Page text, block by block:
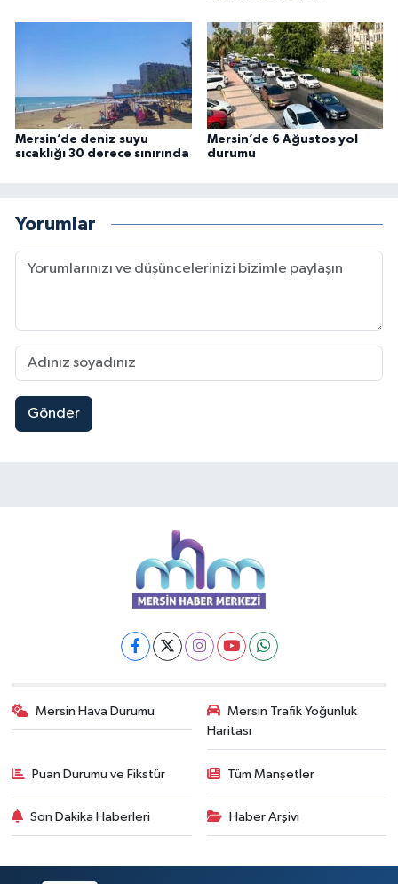
Mersin’de deniz suyu
sıcaklığı 30 derece sınırında
Mersin’de 6 Ağustos yol
durumu
Yorumlar
Gönder
Mersin Hava Durumu
Mersin Trafik Yoğunluk
Haritası
Puan Durumu ve Fikstür Tüm Manşetler
Son Dakika Haberleri Haber Arşivi